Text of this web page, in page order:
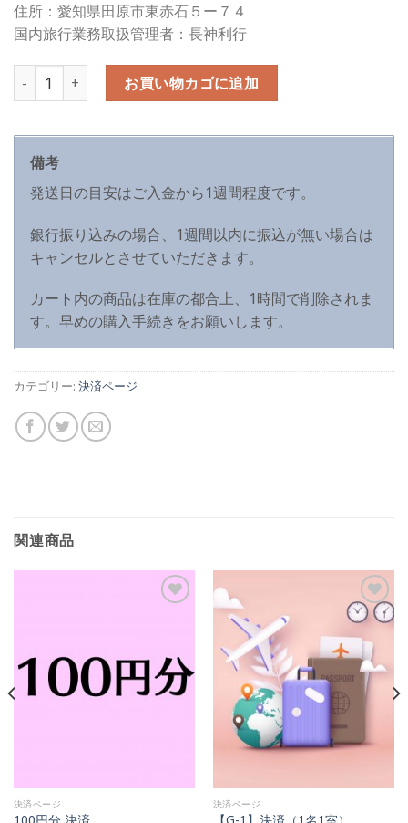
住所：愛知県田原市東赤石５ー７４
国内旅行業務取扱管理者：長神利行
お買い物カゴに追加
備考
発送日の目安はご入金から1週間程度です。
銀行振り込みの場合、1週間以内に振込が無い場合は
キャンセルとさせていただきます。
カート内の商品は在庫の都合上、1時間で削除されま
す。早めの購入手続きをお願いします。
カテゴリー: 決済ページ
関連商品
Wishlist
決済ページ
Add to
Wishlist
決済ページ